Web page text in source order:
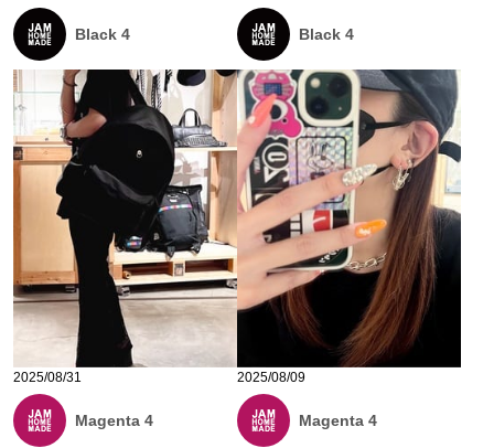
Black 4 Black 4
2025/08/31
Magenta 4
2025/08/09
Magenta 4